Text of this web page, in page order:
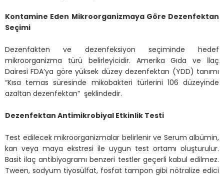
Kontamine Eden Mikroorganizmaya Göre Dezenfektan
Seçimi
Dezenfakten ve dezenfeksiyon seçiminde hedef
mikroorganizma türü belirleyicidir. Amerika Gıda ve İlaç
Dairesi FDA’ya göre yüksek düzey dezenfektan (YDD) tanımı
“Kısa temas süresinde mikobakteri türlerini 106 düzeyinde
azaltan dezenfektan” şeklindedir.
Dezenfektan Antimikrobiyal Etkinlik Testi
Test edilecek mikroorganizmalar belirlenir ve Serum albümin,
kan veya maya ekstresi ile uygun test ortamı oluşturulur.
Basit ilaç antibiyogramı benzeri testler geçerli kabul edilmez.
Tween, sodyum tiyosülfat, fosfat tampon gibi nötralize edici